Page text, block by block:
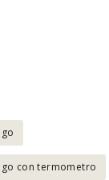
con termometro